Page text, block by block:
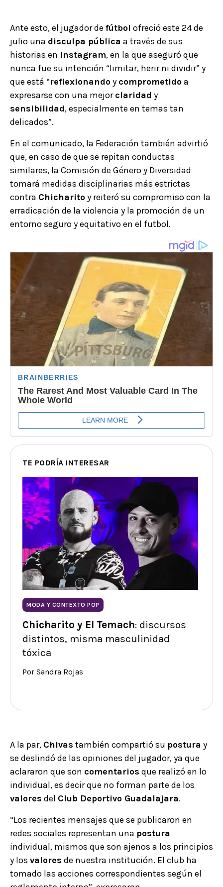
Ante esto, el jugador de fútbol ofreció este 24 de
julio una disculpa pública a través de sus
historias en Instagram, en la que aseguró que
nunca fue su intención “limitar, herir ni dividir” y
que está “reflexionandoy comprometidoa
expresarse con una mejorclaridad y
sensibilidad, especialmente en temas tan
delicados”.
En el comunicado, la Federación también advirtió
que, en caso de que se repitan conductas
similares, la Comisión de Género y Diversidad
tomará medidas disciplinarias más estrictas
contra Chicharitoy reiteró su compromiso con la
erradicación de la violencia y la promoción de un
entorno seguro y equitativo en el futbol.
TE PODRÍA INTERESAR
MODA Y CONTEXTO POP
Chicharito y El Temach: discursos
distintos, misma masculinidad
tóxica
Por Sandra Rojas
A la par, Chivas también compartió su postura y
se deslindó de las opiniones del jugador, ya que
aclararon que son comentarios que realizó en lo
individual, es decir que no forman parte de los
valores del Club Deportivo Guadalajara.
“Los recientes mensajes que se publicaron en
redes sociales representan una postura
individual, mismos que son ajenos a los principios
y los valores de nuestra institución. El club ha
tomado las acciones correspondientes según el